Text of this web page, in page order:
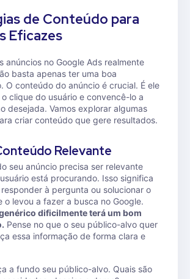
de Conteúdo para
Eficazes
anúncios no Google Ads realmente
basta apenas ter uma boa
O conteúdo do anúncio é crucial. É ele
clique do usuário e convencê-lo a
desejada. Vamos explorar algumas
criar conteúdo que gere resultados.
Relevante
seu anúncio precisa ser relevante
está procurando. Isso significa
à pergunta ou solucionar o
o levou a fazer a busca no Google.
dificilmente terá um bom
Pense no que o seu público-alvo quer
essa informação de forma clara e
a fundo seu público-alvo. Quais são